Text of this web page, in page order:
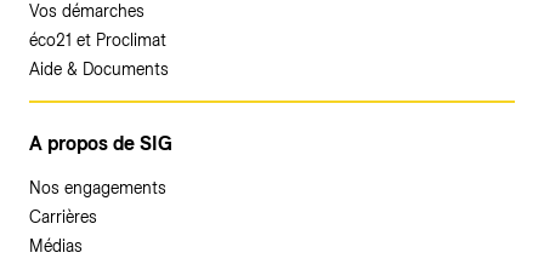
Vos démarches
éco21 et Proclimat
Aide & Documents
A propos de SIG
Nos engagements
Carrières
Médias